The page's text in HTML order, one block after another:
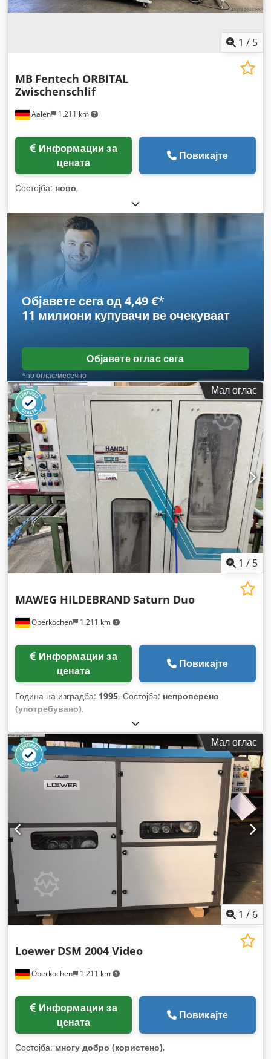
1 / 5
Aalen 1.211 km
MB Fentech ORBITAL
Zwischenschlif
цената
Повикајте
Состојба: ново,
Објавете сега од 4,49 €*
11 милиони купувачи ве очекуваат
Објавете оглас сега
*по оглас/месечно
Мал оглас
1 / 5
Oberkochen 1.211 km
MAWEG HILDEBRANDSaturn Duo
цената
Повикајте
Година на изградба: 1995, Состојба: непроверено
(употребувано),
Мал оглас
1 / 6
Oberkochen 1.211 km
Loewer DSM 2004 Video
цената
Повикајте
Состојба: многу добро (користено),